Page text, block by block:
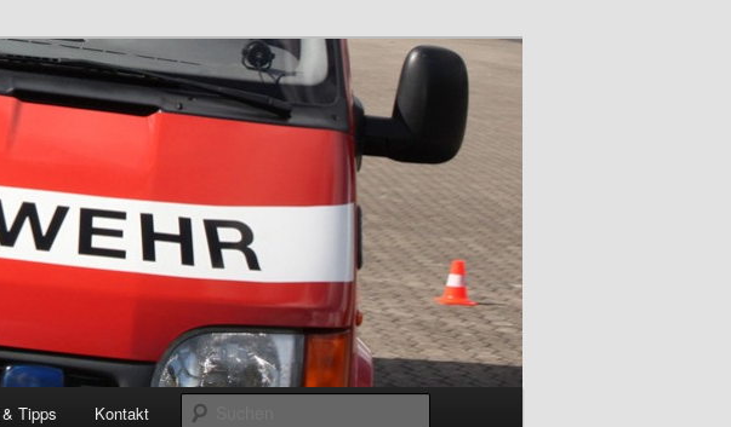
Tipps Kontakt